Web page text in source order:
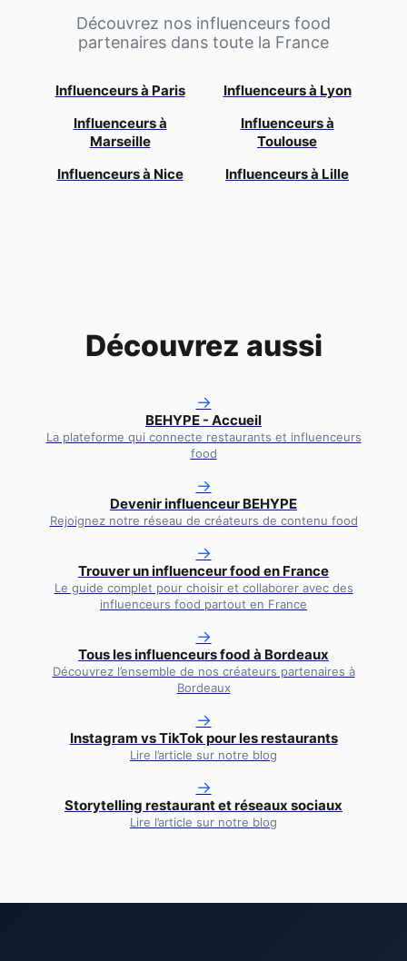
Découvrez nos influenceurs food
partenaires dans toute la France
Influenceurs à Paris Influenceurs à Lyon
Influenceurs à
Marseille
Influenceurs à
Toulouse
Influenceurs à Nice Influenceurs à Lille
Découvrez aussi
→
BEHYPE - Accueil
La plateforme qui connecte restaurants et influenceurs
food
→
Devenir influenceur BEHYPE
Rejoignez notre réseau de créateurs de contenu food
→
Trouver un influenceur food en France
Le guide complet pour choisir et collaborer avec des
influenceurs food partout en France
→
Tous les influenceurs food à Bordeaux
Découvrez l’ensemble de nos créateurs partenaires à
Bordeaux
→
Instagram vs TikTok pour les restaurants
Lire l’article sur notre blog
→
Storytelling restaurant et réseaux sociaux
Lire l’article sur notre blog